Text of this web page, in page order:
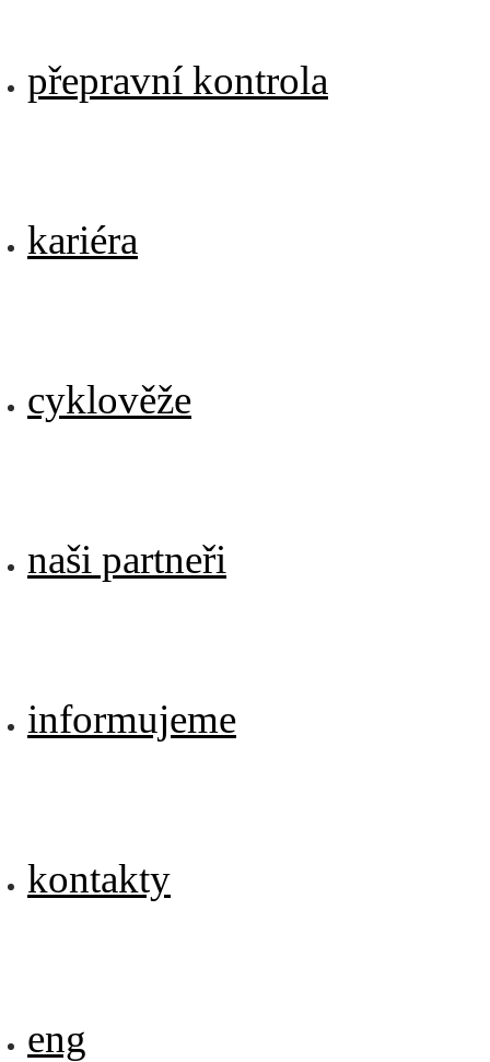
přepravní kontrola
kariéra
cyklověže
naši partneři
informujeme
kontakty
eng